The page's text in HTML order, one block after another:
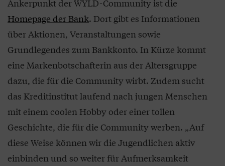
Ankerpunkt der WYLD-Community ist die
Homepage der Bank. Dort gibt es Informationen
über Aktionen, Veranstaltungen sowie
Grundlegendes zum Bankkonto. In Kürze kommt
eine Markenbotschafterin aus der Altersgruppe
dazu, die für die Community wirbt. Zudem sucht
das Kreditinstitut laufend nach jungen Menschen
mit einem coolen Hobby oder einer tollen
Geschichte, die für die Community werben. „Auf
diese Weise können wir die Jugendlichen aktiv
einbinden und so weiter für Aufmerksamkeit